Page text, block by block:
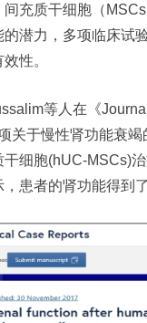
充质干细胞（
潜力，多项临床试
性。
等人在《
关于慢性肾功能衰竭
干细胞(hUC-MSCs)
患者的肾功能得到